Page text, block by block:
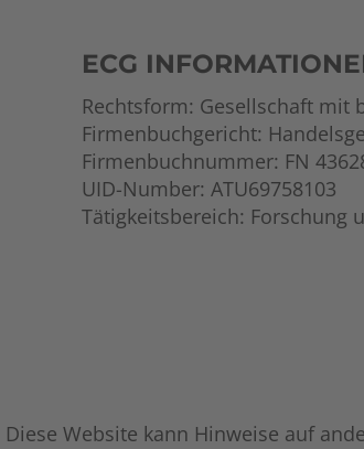
ECG
Rechtsform: Gesellschaft mit
Firmenbuchgericht:
Firmenbuchnummer: FN
UID-Number: ATU69758103
Tätigkeitsbereich: Forschung
Website kann Hinweise auf